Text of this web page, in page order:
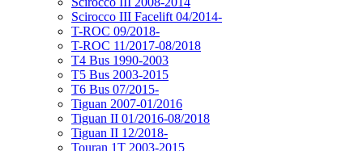
Scirocco III Facelift 04/2014-
T-ROC 09/2018-
T-ROC 11/2017-08/2018
T4 Bus 1990-2003
T5 Bus 2003-2015
T6 Bus 07/2015-
Tiguan 2007-01/2016
Tiguan II 01/2016-08/2018
Tiguan II 12/2018-
Touran 1T 2003-2015